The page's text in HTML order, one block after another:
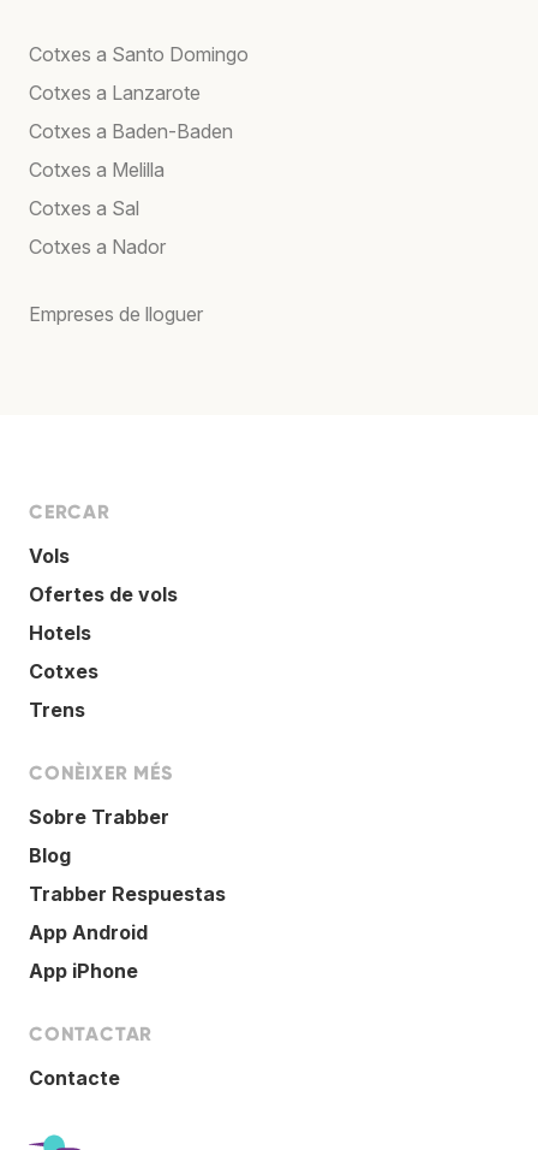
Cotxes a Santo Domingo
Cotxes a Lanzarote
Cotxes a Baden-Baden
Cotxes a Melilla
Cotxes a Sal
Cotxes a Nador
Empreses de lloguer
CERCAR
Vols
Ofertes de vols
Hotels
Cotxes
Trens
CONÈIXER MÉS
Sobre Trabber
Blog
Trabber Respuestas
App Android
App iPhone
CONTACTAR
Contacte